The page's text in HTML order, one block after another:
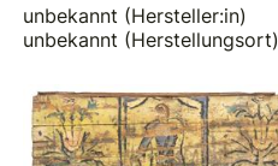
unbekannt (Hersteller:in)
unbekannt (Herstellungsort)